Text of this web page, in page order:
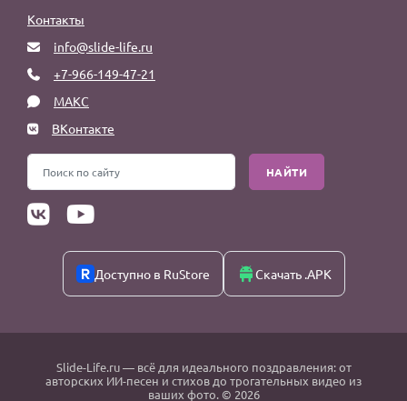
Контакты
info@slide-life.ru
+7-966-149-47-21
МАКС
ВКонтакте
НАЙТИ
Доступно в RuStore Скачать .APK
Slide-Life.ru— всё для идеального поздравления: от
авторских ИИ-песен и стихов до трогательных видео из
ваших фото. © 2026